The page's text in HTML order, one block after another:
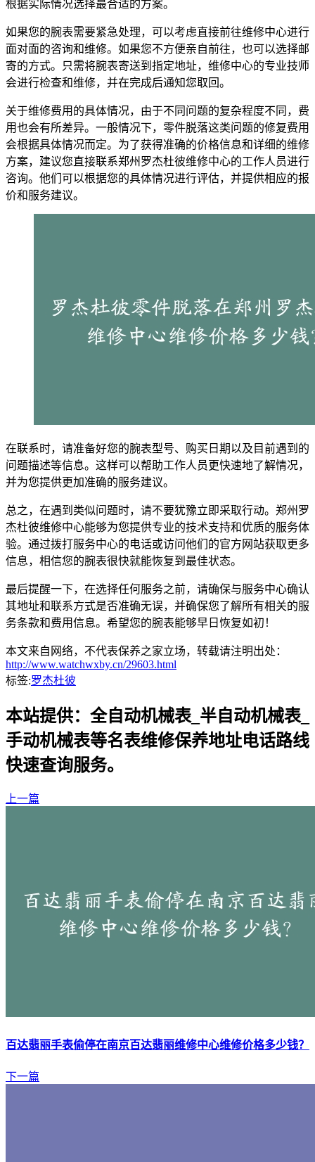
根据实际情况选择最合适的方案。
如果您的腕表需要紧急处理，可以考虑直接前往维修中心进行
面对面的咨询和维修。如果您不方便亲自前往，也可以选择邮
寄的方式。只需将腕表寄送到指定地址，维修中心的专业技师
会进行检查和维修，并在完成后通知您取回。
关于维修费用的具体情况，由于不同问题的复杂程度不同，费
用也会有所差异。一般情况下，零件脱落这类问题的修复费用
会根据具体情况而定。为了获得准确的价格信息和详细的维修
方案，建议您直接联系郑州罗杰杜彼维修中心的工作人员进行
咨询。他们可以根据您的具体情况进行评估，并提供相应的报
价和服务建议。
在联系时，请准备好您的腕表型号、购买日期以及目前遇到的
问题描述等信息。这样可以帮助工作人员更快速地了解情况，
并为您提供更加准确的服务建议。
总之，在遇到类似问题时，请不要犹豫立即采取行动。郑州罗
杰杜彼维修中心能够为您提供专业的技术支持和优质的服务体
验。通过拨打服务中心的电话或访问他们的官方网站获取更多
信息，相信您的腕表很快就能恢复到最佳状态。
最后提醒一下，在选择任何服务之前，请确保与服务中心确认
其地址和联系方式是否准确无误，并确保您了解所有相关的服
务条款和费用信息。希望您的腕表能够早日恢复如初！
本文来自网络，不代表保养之家立场，转载请注明出处：
http://www.watchwxby.cn/29603.html
标签:罗杰杜彼
本站提供：全自动机械表_半自动机械表_
手动机械表等名表维修保养地址电话路线
快速查询服务。
上一篇
百达翡丽手表偷停在南京百达翡丽维修中心维修价格多少钱？
下一篇